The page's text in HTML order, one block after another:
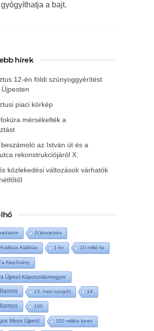
a bajt.
hírek
12-én földi szúnyoggyérítést
piaci körkép
mérsékelték a
az István út és a
rekonstrukciójáról X.
közlekedési változások várhatók
(V)észjelzés
Kiállítás 1 év 10 millió fa
Alapítvány
Újpest-Káposztásmegyer
13. havi nyugdíj 14
100
Mese Újpest 100 milliós keret